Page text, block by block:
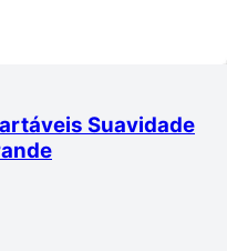
Suavidade